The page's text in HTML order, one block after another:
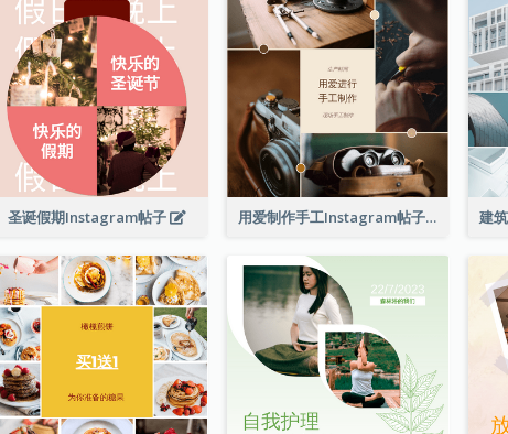
圣诞假期Instagram帖子 用爱制作手工Instagram帖子